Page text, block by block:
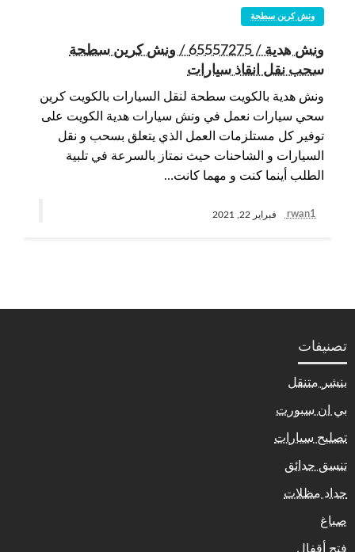
ونش كرين سطحة
ونش هدية / 65557275 / ونش كرين سطحة
سحب نقل انقاذ سيارات
ونش هدية بالكويت سطحة لنقل السيارات بالكويت كرين
سحي سيارات نعمل في ونش سيارات هدية الكويت على
توفير كل مستلزمات العمل الذي يتعلق بسحب و نقل
السيارات و الشاحنات حيث نمتاز بالسرعة في تلبية
الطلب أينما كنت و مهما كانت…
rwan1 فبراير 22, 2021
تصنيفات
بنشر متنقل
بي ان سبورت
تصليح سيارات
تنسق حدائق
حداد مظلات
صباغ
فتح أقفال